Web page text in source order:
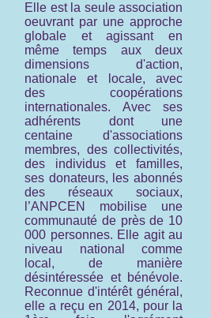
Elle est la seule association
oeuvrant par une approche
globale et agissant en
même temps aux deux
dimensions d'action,
nationale et locale, avec
des coopérations
internationales. Avec ses
adhérents dont une
centaine d'associations
membres, des collectivités,
des individus et familles,
ses donateurs, les abonnés
des réseaux sociaux,
l’ANPCEN mobilise une
communauté de près de 10
000 personnes. Elle agit au
niveau national comme
local, de manière
désintéressée et bénévole.
Reconnue d'intérêt général,
elle a reçu en 2014, pour la